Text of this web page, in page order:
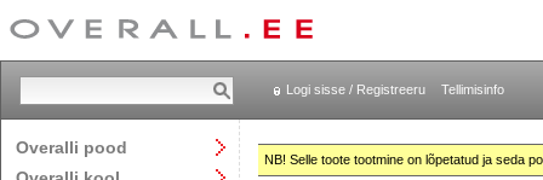
Logi sisse / Registreeru Tellimisinfo
Overalli pood
NB! Selle toote tootmine on lõpetatud ja seda